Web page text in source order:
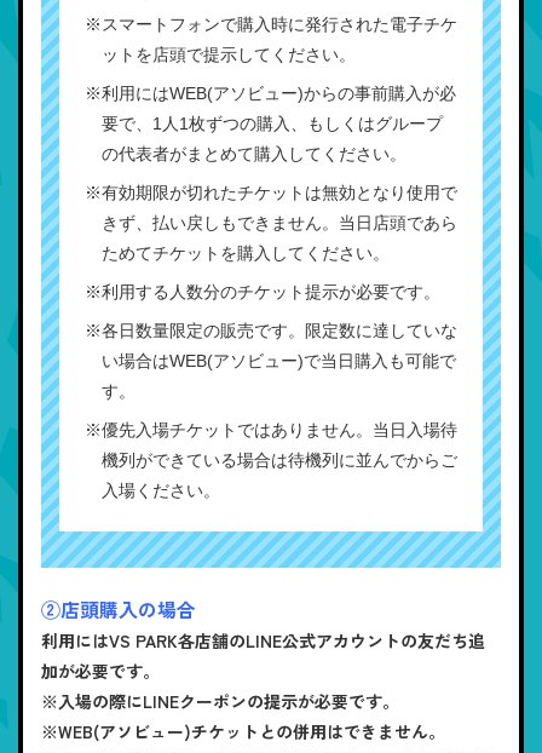
※スマートフォンで購入時に発行された電子チケ
ットを店頭で提示してください。
※利用にはWEB(アソビュー)からの事前購入が必
要で、1人1枚ずつの購入、もしくはグループ
の代表者がまとめて購入してください。
※有効期限が切れたチケットは無効となり使用で
きず、払い戻しもできません。当日店頭であら
ためてチケットを購入してください。
※利用する人数分のチケット提示が必要です。
※各日数量限定の販売です。限定数に達していな
い場合はWEB(アソビュー)で当日購入も可能で
す。
※優先入場チケットではありません。当日入場待
機列ができている場合は待機列に並んでからご
入場ください。
②店頭購入の場合
利用にはVS PARK各店舗のLINE公式アカウントの友だち追
加が必要です。
※入場の際にLINEクーポンの提示が必要です。
※WEB(アソビュー)チケットとの併用はできません。